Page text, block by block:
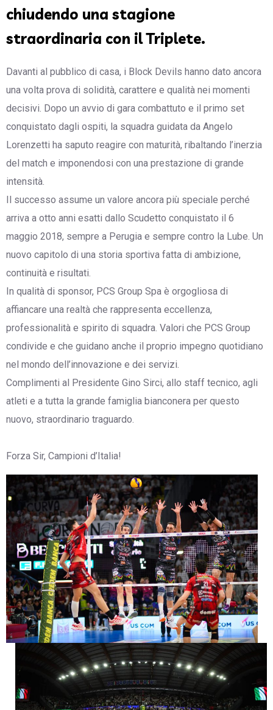
chiudendo una stagione
straordinaria con il Triplete.
Davanti al pubblico di casa, i Block Devils hanno dato ancora
una volta prova di solidità, carattere e qualità nei momenti
decisivi. Dopo un avvio di gara combattuto e il primo set
conquistato dagli ospiti, la squadra guidata da Angelo
Lorenzetti ha saputo reagire con maturità, ribaltando l’inerzia
del match e imponendosi con una prestazione di grande
intensità.
Il successo assume un valore ancora più speciale perché
arriva a otto anni esatti dallo Scudetto conquistato il 6
maggio 2018, sempre a Perugia e sempre contro la Lube. Un
nuovo capitolo di una storia sportiva fatta di ambizione,
continuità e risultati.
In qualità di sponsor, PCS Group Spa è orgogliosa di
affiancare una realtà che rappresenta eccellenza,
professionalità e spirito di squadra. Valori che PCS Group
condivide e che guidano anche il proprio impegno quotidiano
nel mondo dell’innovazione e dei servizi.
Complimenti al Presidente Gino Sirci, allo staff tecnico, agli
atleti e a tutta la grande famiglia bianconera per questo
nuovo, straordinario traguardo.
Forza Sir, Campioni d’Italia!